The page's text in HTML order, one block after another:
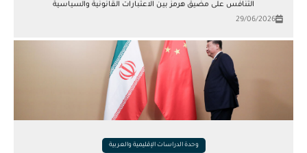
التنافس على مضيق هرمز بين الاعتبارات القانونية والسياسية
29/06/2026
وحدة الدراسات الإقليمية والعربية